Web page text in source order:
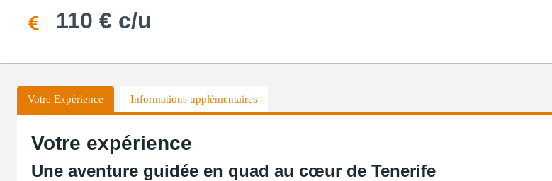
110 € c/u
Votre Expérience Informations upplémentaires
Votre expérience
Une aventure guidée en quad au cœur de Tenerife